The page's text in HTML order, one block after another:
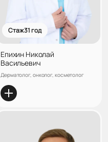
Стаж 31 год
Епихин Николай
Васильевич
Дерматолог, онколог, косметолог